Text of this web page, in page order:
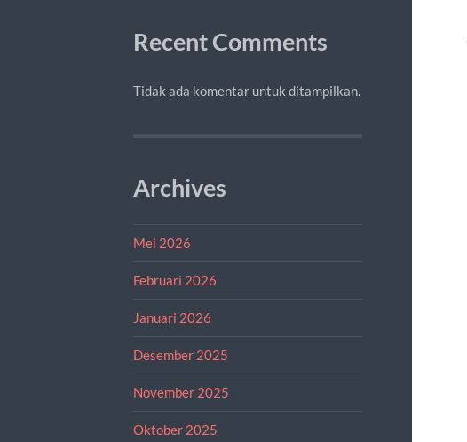
Recent Comments
Tidak ada komentar untuk ditampilkan.
Archives
Mei 2026
Februari 2026
Januari 2026
Desember 2025
November 2025
Oktober 2025